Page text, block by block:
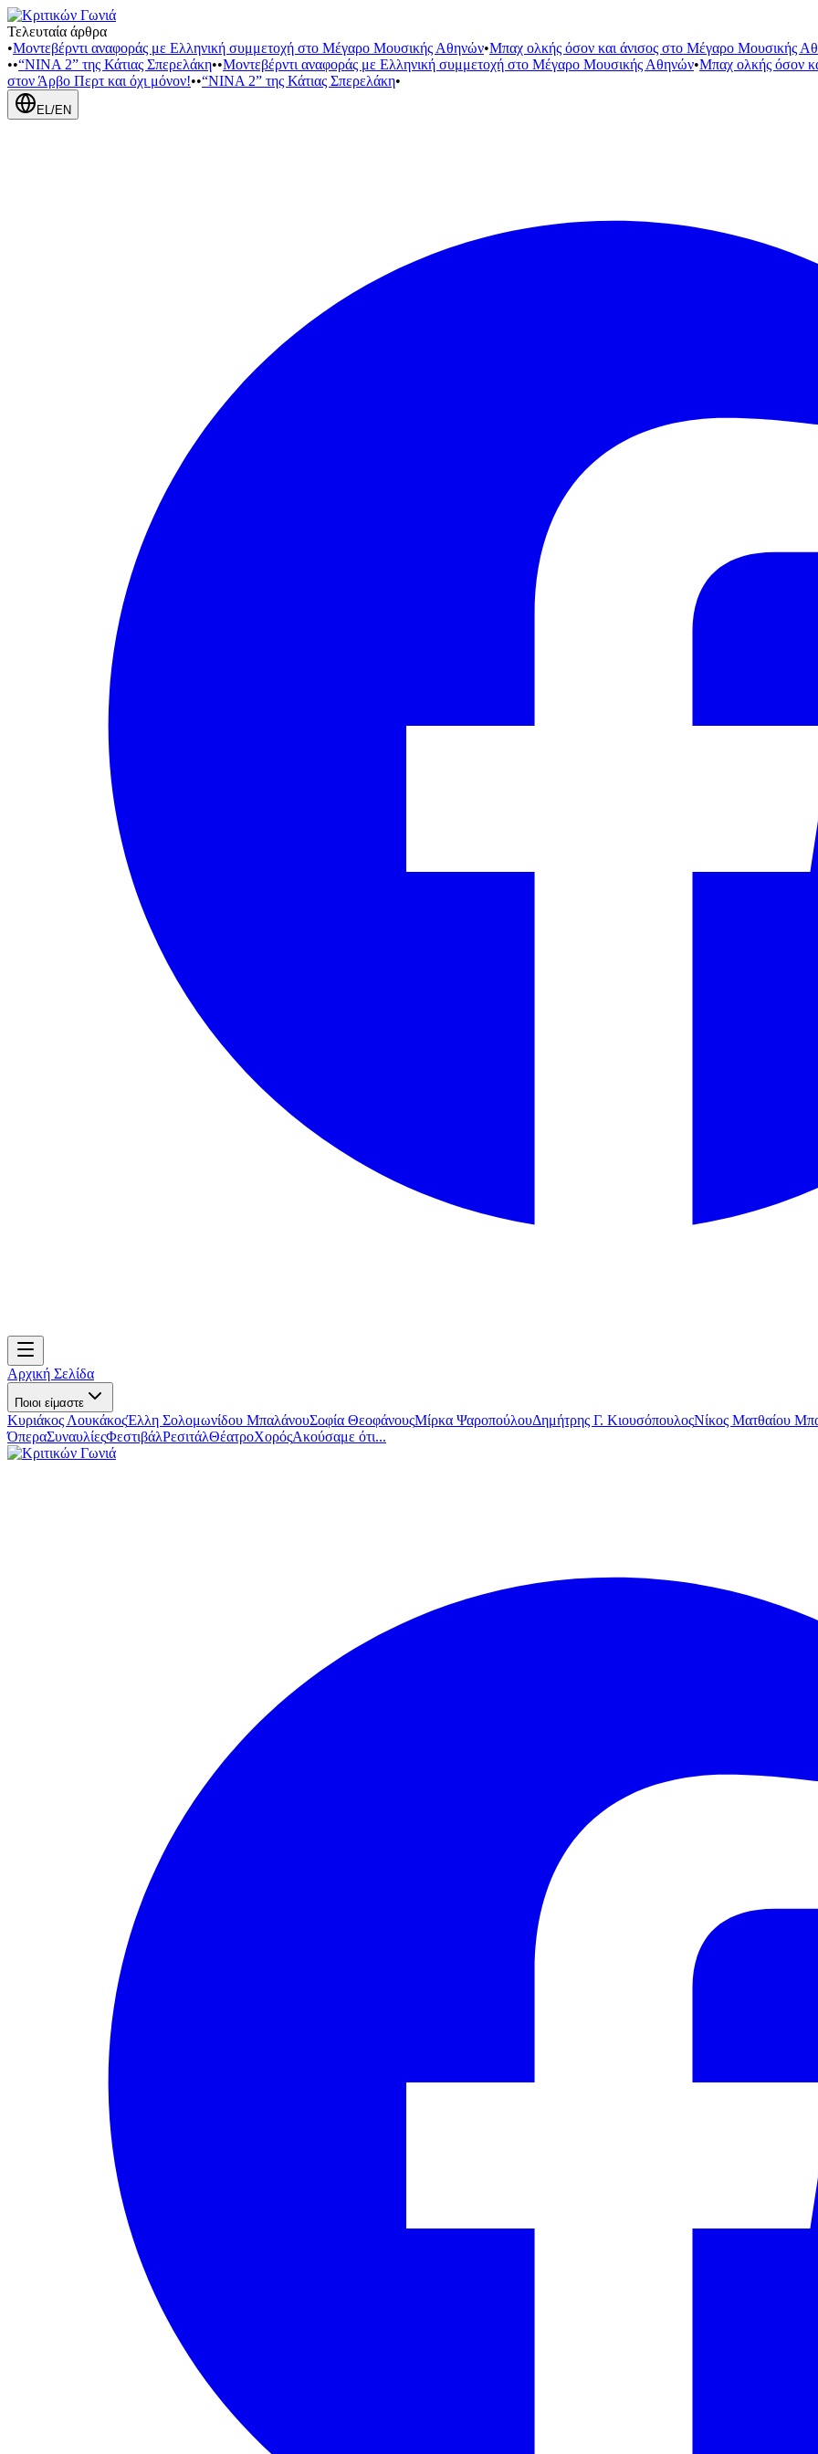
Τελευταία άρθρα
•Μοντεβέρντι αναφοράς με Ελληνική συμμετοχή στο Μέγαρο Μουσικής Αθηνών•Μπαχ ολκής όσον και άνισος στο Μέγαρο Μουσικής
••“NINA 2” της Κάτιας Σπερελάκη••Μοντεβέρντι αναφοράς με Ελληνική συμμετοχή στο Μέγαρο Μουσικής Αθηνών•Μπαχ ολκής όσον
στον Άρβο Περτ και όχι μόνον!••“NINA 2” της Κάτιας Σπερελάκη•
EL/EN
Αρχική Σελίδα
Ποιοι είμαστε
Κυριάκος ΛουκάκοςΈλλη Σολομωνίδου ΜπαλάνουΣοφία ΘεοφάνουςΜίρκα ΨαροπούλουΔημήτρης Γ. ΚιουσόπουλοςΝίκος Ματθαίου
ΌπεραΣυναυλίεςΦεστιβάλΡεσιτάλΘέατροΧορόςΑκούσαμε ότι...